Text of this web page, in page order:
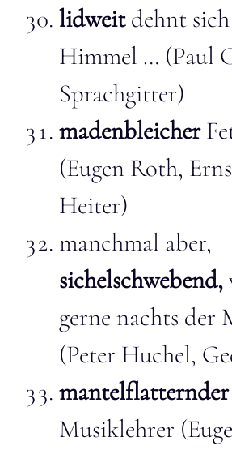
lidweitdehnt
Himmel … (Paul
Sprachgitter)
madenbleicher
(Eugen Roth,
Heiter)
manchmal aber,
sichelschwebend,
gerne nachts der
(Peter Huchel,
mantelflatternder
Musiklehrer